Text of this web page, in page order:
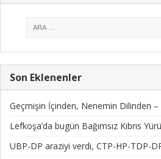
Son Eklenenler
Geçmişin İçinden, Nenemin Dilinden –
Lefkoşa’da bugün Bağımsız Kıbrıs
UBP-DP araziyi verdi, CTP-HP-TDP-